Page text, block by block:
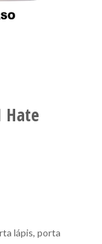
Hate
lápis, porta